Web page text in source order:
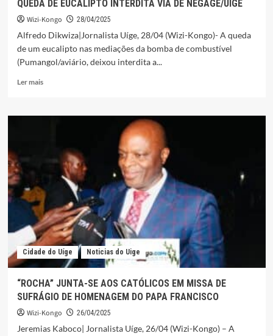
QUEDA DE EUCALIPTO INTERDITA VIA DE NEGAGE/UIGE
Wizi-Kongo 28/04/2025
Alfredo Dikwiza|Jornalista Uíge, 28/04 (Wizi-Kongo)- A queda
de um eucalipto nas mediações da bomba de combustível
(Pumangol/aviário, deixou interdita a...
Ler maisLeia
QUEDA
INTERDITA
VIA
NEGAGE/UIGE
Cidade do Uíge Noticias do Uige
“ROCHA” JUNTA-SE AOS CATÓLICOS EM MISSA DE
SUFRÁGIO DE HOMENAGEM DO PAPA FRANCISCO
Wizi-Kongo 26/04/2025
Jeremias Kaboco| Jornalista Uíge, 26/04 (Wizi-Kongo) – A